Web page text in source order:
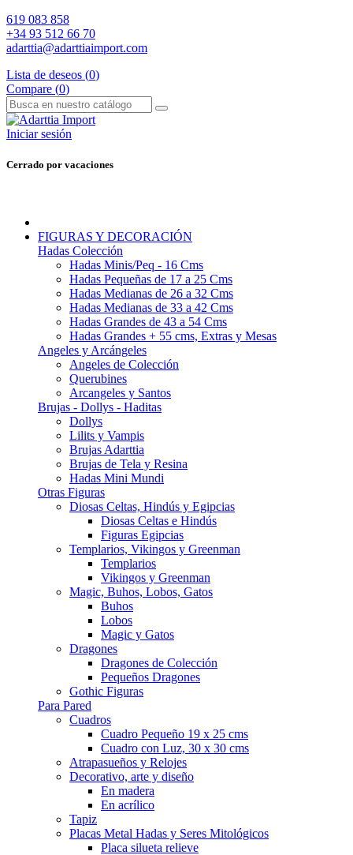
619 083 858
+34 93 512 66 70
adarttia@adarttiaimport.com
Lista de deseos (0)
Compare (0)
Iniciar sesión
Cerrado por vacaciones
FIGURAS Y DECORACIÓN
Hadas Colección
Hadas Minis/Peq - 16 Cms
Hadas Pequeñas de 17 a 25 Cms
Hadas Medianas de 26 a 32 Cms
Hadas Medianas de 33 a 42 Cms
Hadas Grandes de 43 a 54 Cms
Hadas Grandes + 55 cms, Extras y Mesas
Angeles y Arcángeles
Angeles de Colección
Querubines
Arcangeles y Santos
Brujas - Dollys - Haditas
Dollys
Lilits y Vampis
Brujas Adarttia
Brujas de Tela y Resina
Hadas Mini Mundi
Otras Figuras
Diosas Celtas, Hindús y Egipcias
Diosas Celtas e Hindús
Figuras Egipcias
Templarios, Vikingos y Greenman
Templarios
Vikingos y Greenman
Magic, Buhos, Lobos, Gatos
Buhos
Lobos
Magic y Gatos
Dragones
Dragones de Colección
Pequeños Dragones
Gothic Figuras
Para Pared
Cuadros
Cuadro Pequeño 19 x 25 cms
Cuadro con Luz, 30 x 30 cms
Atrapasueños y Relojes
Decorativo, arte y diseño
En madera
En acrílico
Tapiz
Placas Metal Hadas y Seres Mitológicos
Placa silueta relieve